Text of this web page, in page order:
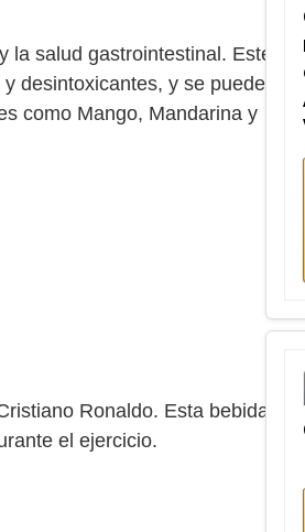
la salud gastrointestinal. Este
desintoxicantes, y se puede
como Mango, Mandarina y
Ronaldo. Esta bebida
el ejercicio.